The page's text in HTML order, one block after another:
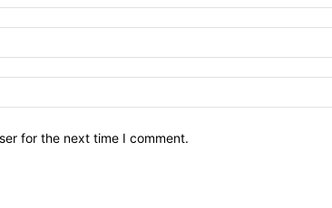
for the next time I comment.